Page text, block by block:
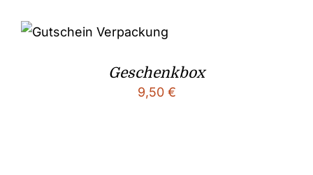
Geschenkbox
9,50 €